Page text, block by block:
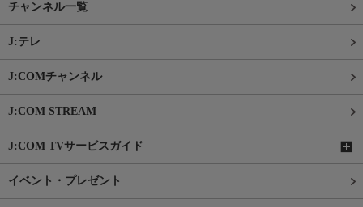
チャンネル一覧
J:テレ
J:COMチャンネル
J:COM STREAM
J:COM TVサービスガイド
イベント・プレゼント